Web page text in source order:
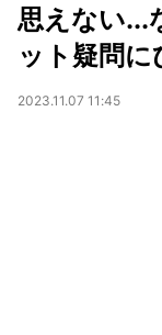
思えない...
ット疑問
2023.11.07 11:45